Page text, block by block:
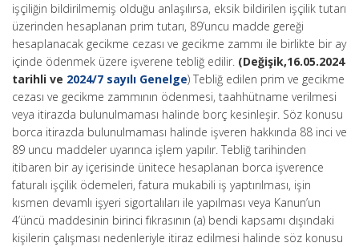
işçiliğin bildirilmemiş olduğu anlaşılırsa, eksik bildirilen işçilik tutarı
üzerinden hesaplanan prim tutarı, 89’uncu madde gereği
hesaplanacak gecikme cezası ve gecikme zammı ile birlikte bir ay
içinde ödenmek üzere işverene tebliğ edilir. (Değişik,16.05.2024
tarihli ve 2024/7 sayılı Genelge) Tebliğ edilen prim ve gecikme
cezası ve gecikme zammının ödenmesi, taahhütname verilmesi
veya itirazda bulunulmaması halinde borç kesinleşir. Söz konusu
borca itirazda bulunulmaması halinde işveren hakkında 88 inci ve
89 uncu maddeler uyarınca işlem yapılır. Tebliğ tarihinden
itibaren bir ay içerisinde ünitece hesaplanan borca işverence
faturalı işçilik ödemeleri, fatura mukabili iş yaptırılması, işin
kısmen devamlı işyeri sigortalıları ile yapılması veya Kanun’un
4’üncü maddesinin birinci fıkrasının (a) bendi kapsamı dışındaki
kişilerin çalışması nedenleriyle itiraz edilmesi halinde söz konusu